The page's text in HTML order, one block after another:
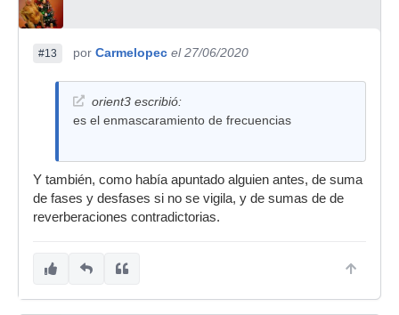
#13 por Carmelopec el 27/06/2020
orient3 escribió:
es el enmascaramiento de frecuencias
Y también, como había apuntado alguien antes, de suma
de fases y desfases si no se vigila, y de sumas de de
reverberaciones contradictorias.